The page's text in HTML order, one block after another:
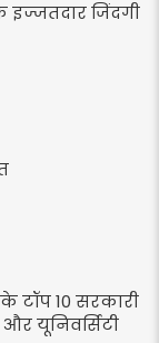
जिंदगी
टॉप 10 सरकारी
यूनिवर्सिटी